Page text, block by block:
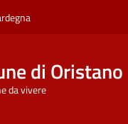
di Oristano
da vivere